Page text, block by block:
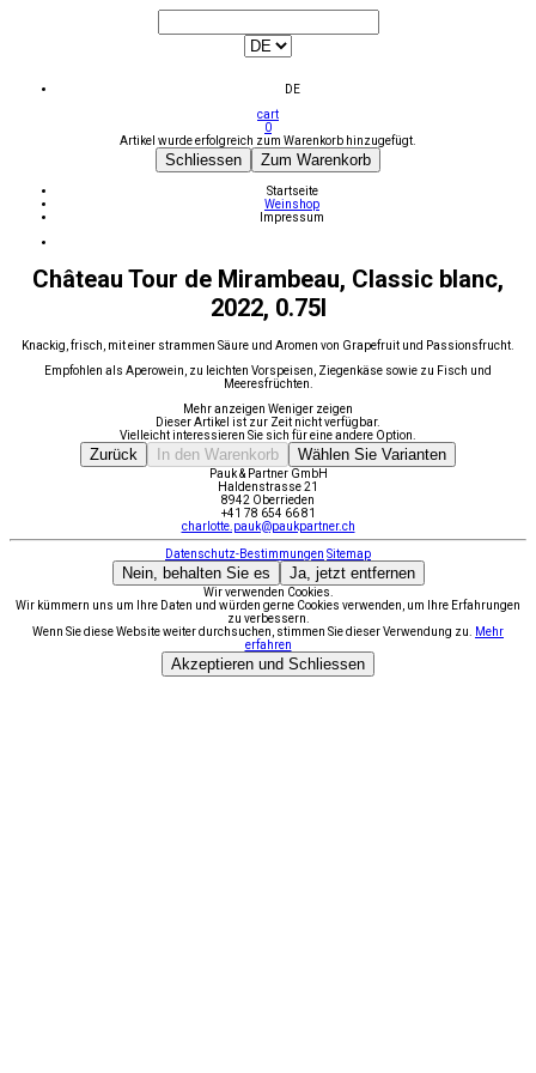
DE
cart
0
Artikel wurde erfolgreich zum Warenkorb hinzugefügt.
Schliessen Zum Warenkorb
Startseite
Weinshop
Impressum
Château Tour de Mirambeau, Classic blanc,
2022, 0.75l
Knackig, frisch, mit einer strammen Säure und Aromen von Grapefruit und Passionsfrucht.
Empfohlen als Aperowein, zu leichten Vorspeisen, Ziegenkäse sowie zu Fisch und
Meeresfrüchten.
Mehr anzeigen Weniger zeigen
Dieser Artikel ist zur Zeit nicht verfügbar.
Vielleicht interessieren Sie sich für eine andere Option.
Zurück In den Warenkorb Wählen Sie Varianten
Pauk & Partner GmbH
Haldenstrasse 21
8942 Oberrieden
+41 78 654 66 81
charlotte.pauk@paukpartner.ch
Datenschutz-Bestimmungen Sitemap
Nein, behalten Sie es Ja, jetzt entfernen
Wir verwenden Cookies.
Wir kümmern uns um Ihre Daten und würden gerne Cookies verwenden, um Ihre Erfahrungen
zu verbessern.
Wenn Sie diese Website weiter durchsuchen, stimmen Sie dieser Verwendung zu.
Mehr
erfahren
Akzeptieren und Schliessen